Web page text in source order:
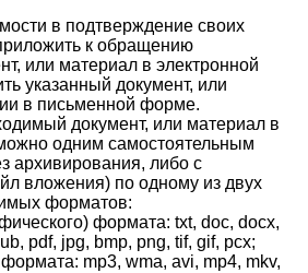
в подтверждение своих
к обращению
или материал в электронной
указанный документ, или
в письменной форме.
документ, или материал в
одним самостоятельным
архивирования, либо с
вложения) по одному из двух
форматов:
формата: txt, doc, docx,
pdf, jpg, bmp, png, tif, gif, pcx;
mp3, wma, avi, mp4, mkv,